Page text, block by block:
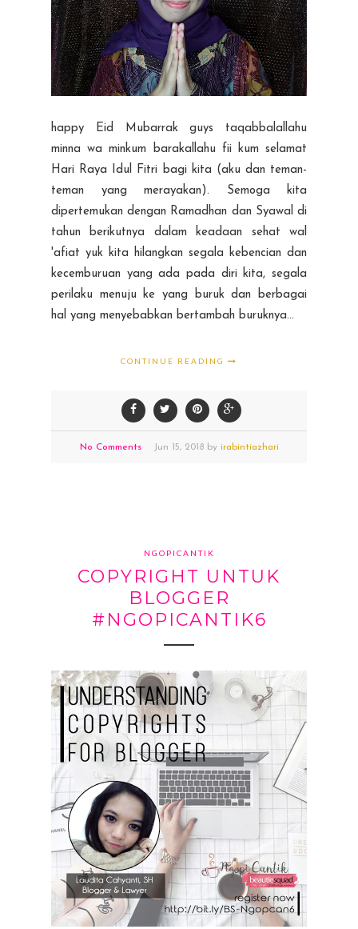
happy Eid Mubarrak guys taqabbalallahu
minna wa minkum barakallahu fii kum selamat
Hari Raya Idul Fitri bagi kita (aku dan teman-
teman yang merayakan). Semoga kita
dipertemukan dengan Ramadhan dan Syawal di
tahun berikutnya dalam keadaan sehat wal
'afiat yuk kita hilangkan segala kebencian dan
kecemburuan yang ada pada diri kita, segala
perilaku menuju ke yang buruk dan berbagai
hal yang menyebabkan bertambah buruknya...
CONTINUE READING
No Comments Jun 15,2018 by irabintiazhari
NGOPICANTIK
COPYRIGHT UNTUK
BLOGGER
#NGOPICANTIK6